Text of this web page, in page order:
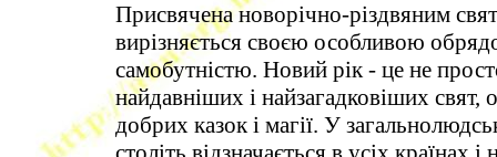
Присвячена новорічно-різдвяним
вирізняється своєю особливою
самобутністю. Новий рік - це не
найдавніших і найзагадковіших свят,
добрих казок і магії. У